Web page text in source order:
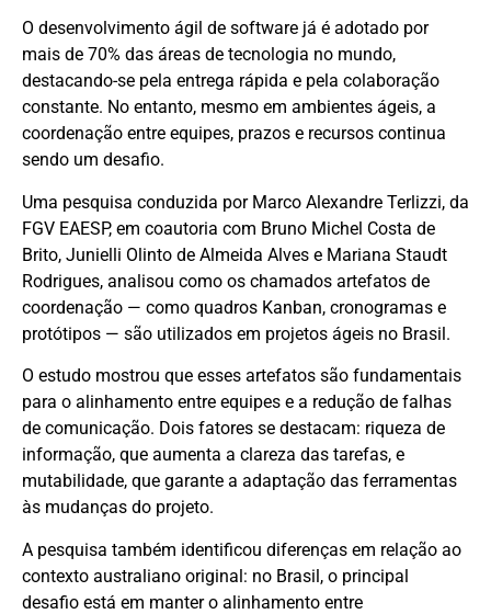
O desenvolvimento ágil de software já é adotado por
mais de 70% das áreas de tecnologia no mundo,
destacando-se pela entrega rápida e pela colaboração
constante. No entanto, mesmo em ambientes ágeis, a
coordenação entre equipes, prazos e recursos continua
sendo um desafio.
Uma pesquisa conduzida por Marco Alexandre Terlizzi, da
FGV EAESP, em coautoria com Bruno Michel Costa de
Brito, Junielli Olinto de Almeida Alves e Mariana Staudt
Rodrigues, analisou como os chamados artefatos de
coordenação — como quadros Kanban, cronogramas e
protótipos — são utilizados em projetos ágeis no Brasil.
O estudo mostrou que esses artefatos são fundamentais
para o alinhamento entre equipes e a redução de falhas
de comunicação. Dois fatores se destacam: riqueza de
informação, que aumenta a clareza das tarefas, e
mutabilidade, que garante a adaptação das ferramentas
às mudanças do projeto.
A pesquisa também identificou diferenças em relação ao
contexto australiano original: no Brasil, o principal
desafio está em manter o alinhamento entre